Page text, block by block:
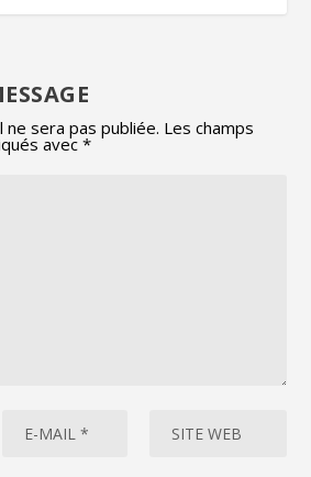
sera pas publiée. Les champs
avec*